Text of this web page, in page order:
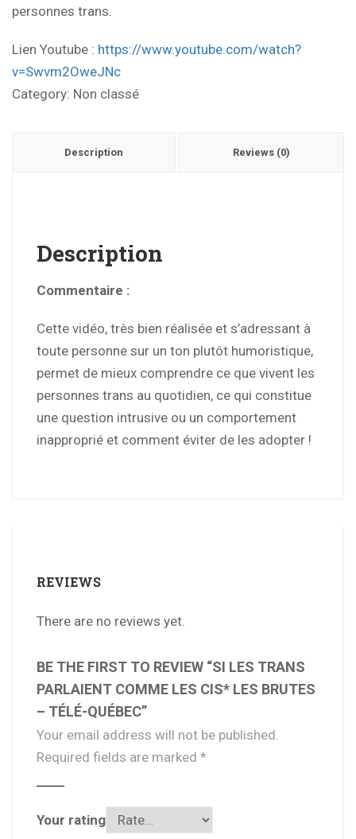
personnes trans.
Lien Youtube : https://www.youtube.com/watch?
v=Swvm2OweJNc
Category: Non classé
Description Reviews (0)
Description
Commentaire :
Cette vidéo, très bien réalisée et s’adressant à
toute personne sur un ton plutôt humoristique,
permet de mieux comprendre ce que vivent les
personnes trans au quotidien, ce qui constitue
une question intrusive ou un comportement
inapproprié et comment éviter de les adopter !
REVIEWS
There are no reviews yet.
BE THE FIRST TO REVIEW “SI LES TRANS
PARLAIENT COMME LES CIS* LES BRUTES
– TÉLÉ-QUÉBEC”
Your email address will not be published.
Required fields are marked *
Your rating